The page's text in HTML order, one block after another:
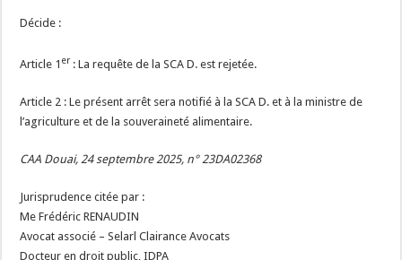
Décide :
Article 1 er : La requête de la SCA D. est rejetée.
Article 2 : Le présent arrêt sera notifié à la SCA D. et à la ministre de
l’agriculture et de la souveraineté alimentaire.
CAA Douai, 24 septembre 2025, n° 23DA02368
Jurisprudence citée par :
Me Frédéric RENAUDIN
Avocat associé – Selarl Clairance Avocats
Docteur en droit public, IDPA